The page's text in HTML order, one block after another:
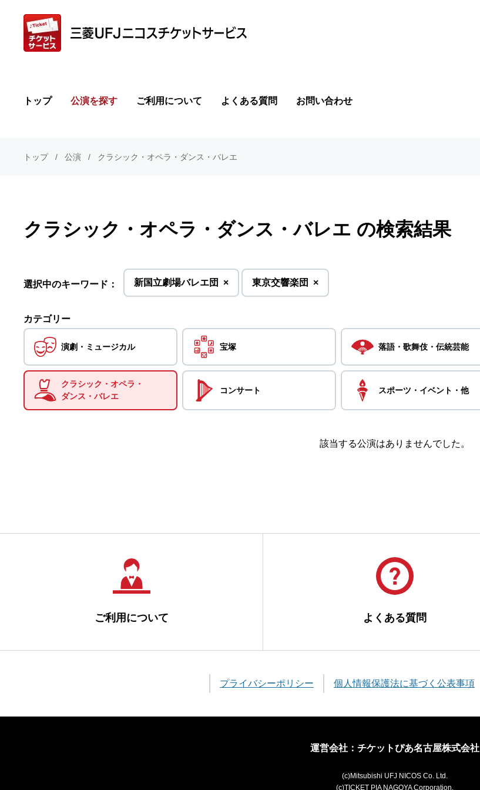
トップ 公演を探す ご利用について よくある質問 お問い合わせ
トップ 公演 クラシック・オペラ・ダンス・バレエ
クラシック・オペラ・ダンス・バレエ の検索結果
選択中のキーワード： 新国立劇場バレエ団
を
削
× 東京交響楽団
を
削
×
カテゴリー
演劇・ ミュージカル 宝塚 落語・歌舞伎・伝統芸能
クラシック・ オペラ・
ダンス・ バレエ
コンサート スポーツ・ イベント・他
該当する公演はありませんでした。
ご利用について よくある質問
プライバシーポリシー 個人情報保護法に基づく公表事項
運営会社：チケットぴあ名古屋株式会社
(c)Mitsubishi UFJ NICOS Co. Ltd.
(c)TICKET PIA NAGOYA Corporation.